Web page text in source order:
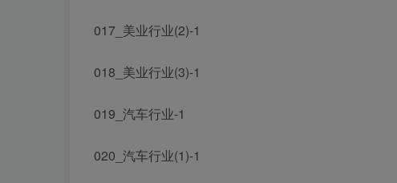
017_美业行业(2)-1
018_美业行业(3)-1
019_汽车行业-1
020_汽车行业(1)-1